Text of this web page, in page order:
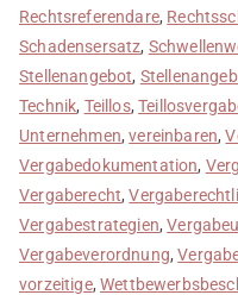
Rechtsreferendare,
Schadensersatz,
Stellenangebot,
Technik, Teillos,
Unternehmen,vereinbaren,
Vergabedokumentation,
Vergaberecht,
Vergabestrategien,
Vergabeverordnung,
vorzeitige,